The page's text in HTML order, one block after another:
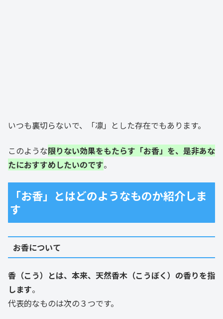
いつも裏切らないで、「凛」とした存在でもあります。
このような限りない効果をもたらす「お香」を、是非あな
たにおすすめしたいのです。
「お香」とはどのようなものか紹介しま
す
お香について
香（こう）とは、本来、天然香木（こうぼく）の香りを指
します。
代表的なものは次の３つです。